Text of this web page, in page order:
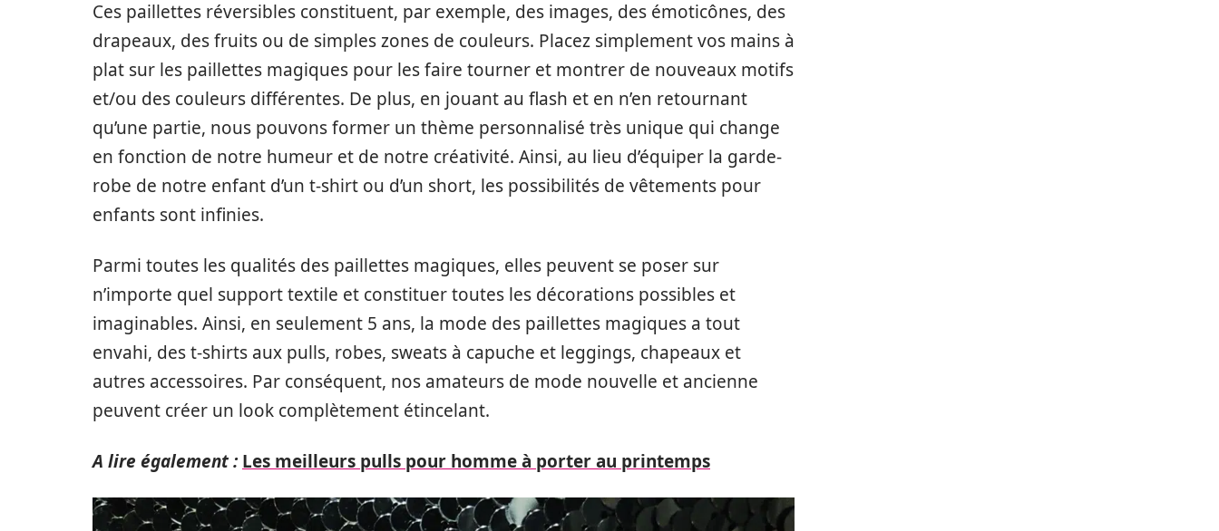
Ces paillettes réversibles constituent, par exemple, des images, des émoticônes, des
drapeaux, des fruits ou de simples zones de couleurs. Placez simplement vos mains à
plat sur les paillettes magiques pour les faire tourner et montrer de nouveaux motifs
et/ou des couleurs différentes. De plus, en jouant au flash et en n’en retournant
qu’une partie, nous pouvons former un thème personnalisé très unique qui change
en fonction de notre humeur et de notre créativité. Ainsi, au lieu d’équiper la garde-
robe de notre enfant d’un t-shirt ou d’un short, les possibilités de vêtements pour
enfants sont infinies.
Parmi toutes les qualités des paillettes magiques, elles peuvent se poser sur
n’importe quel support textile et constituer toutes les décorations possibles et
imaginables. Ainsi, en seulement 5 ans, la mode des paillettes magiques a tout
envahi, des t-shirts aux pulls, robes, sweats à capuche et leggings, chapeaux et
autres accessoires. Par conséquent, nos amateurs de mode nouvelle et ancienne
peuvent créer un look complètement étincelant.
A lire également : Les meilleurs pulls pour homme à porter au printemps